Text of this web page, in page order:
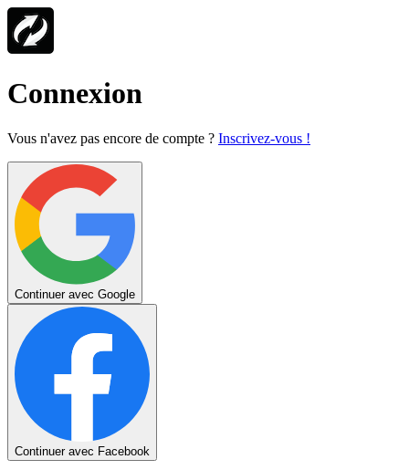
Connexion
Vous n'avez pas encore de compte ? Inscrivez-vous !
Continuer avec Google
Continuer avec Facebook